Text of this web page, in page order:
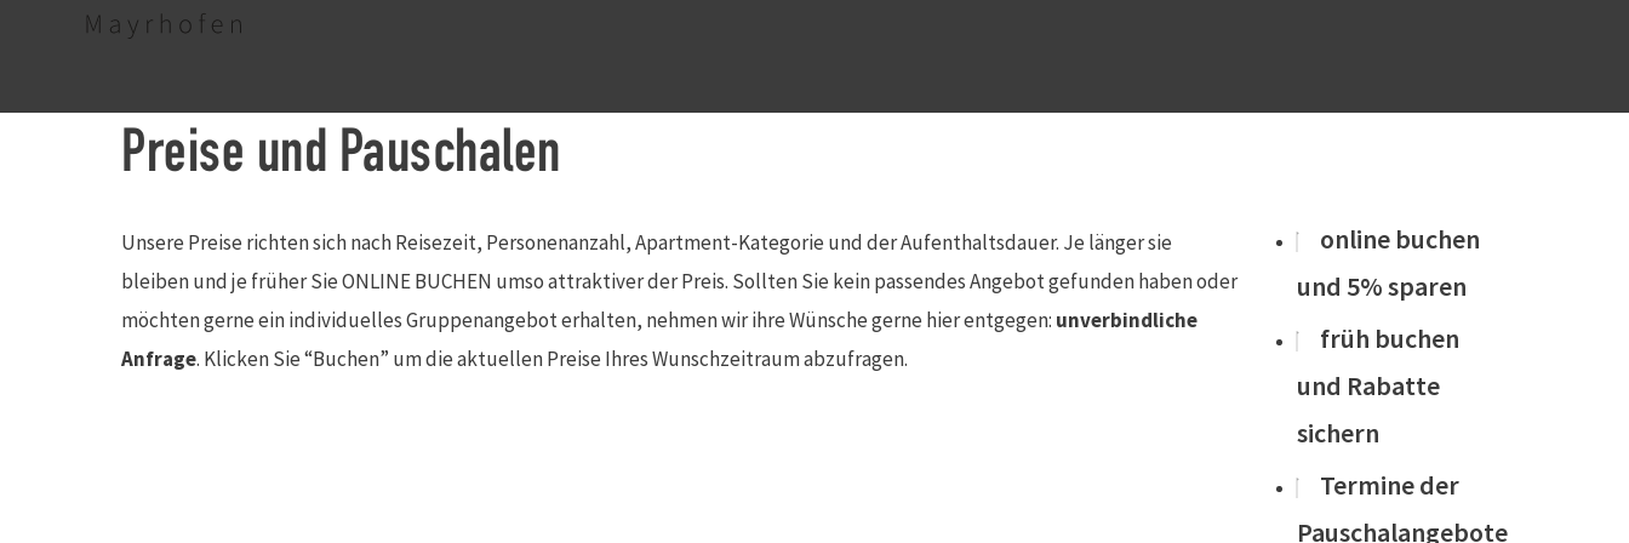
Preise und Pauschalen
Unsere Preise richten sich nach Reisezeit, Personenanzahl, Apartment-Kategorie und der Aufenthaltsdauer. Je länger sie
bleiben und je früher Sie ONLINE BUCHEN umso attraktiver der Preis. Sollten Sie kein passendes Angebot gefunden haben oder
möchten gerne ein individuelles Gruppenangebot erhalten, nehmen wir ihre Wünsche gerne hier entgegen: unverbindliche
Anfrage. Klicken Sie “Buchen” um die aktuellen Preise Ihres Wunschzeitraum abzufragen.
online buchen
und 5% sparen
früh buchen
und Rabatte
sichern
Termine der
Pauschalangebote